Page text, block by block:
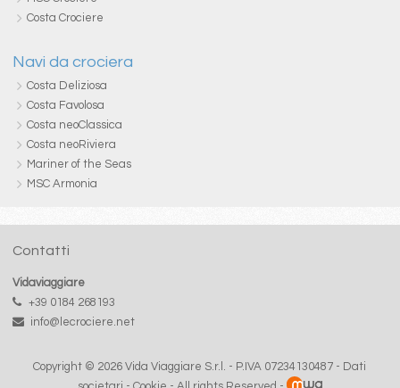
Costa Crociere
Navi da crociera
Costa Deliziosa
Costa Favolosa
Costa neoClassica
Costa neoRiviera
Mariner of the Seas
MSC Armonia
Contatti
Vidaviaggiare
+39 0184 268193
info@lecrociere.net
Copyright © 2026 Vida Viaggiare S.r.l. - P.IVA 07234130487 - Dati